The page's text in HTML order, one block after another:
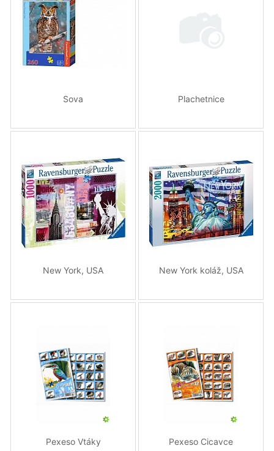
Sova Plachetnice
New York, USA New York koláž, USA
Pexeso Vtáky Pexeso Cicavce